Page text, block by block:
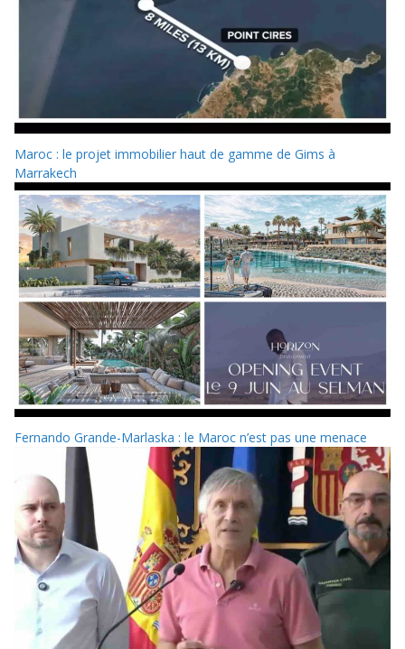
Maroc : le projet immobilier haut de gamme de Gims à
Marrakech
Fernando Grande-Marlaska : le Maroc n’est pas une menace